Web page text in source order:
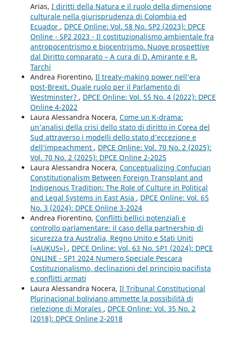
Arias, I diritti della Natura e il ruolo della dimensione
culturale nella giurisprudenza di Colombia ed
Ecuador , DPCE Online: Vol. 58 No. SP2 (2023): DPCE
Online - SP2 2023 - Il costituzionalismo ambientale fra
antropocentrismo e biocentrismo. Nuove prospettive
dal Diritto comparato – A cura di D. Amirante e R.
Tarchi
Andrea Fiorentino, Il treaty-making power nell’era
post-Brexit. Quale ruolo per il Parlamento di
Westminster? , DPCE Online: Vol. 55 No. 4 (2022): DPCE
Online 4-2022
Laura Alessandra Nocera, Come un K-drama:
un’analisi della crisi dello stato di diritto in Corea del
Sud attraverso i modelli dello stato d’eccezione e
dell’impeachment , DPCE Online: Vol. 70 No. 2 (2025):
Vol. 70 No. 2 (2025): DPCE Online 2-2025
Laura Alessandra Nocera, Conceptualizing Confucian
Constitutionalism Between Foreign Transplant and
Indigenous Tradition: The Role of Culture in Political
and Legal Systems in East Asia , DPCE Online: Vol. 65
No. 3 (2024): DPCE Online 3-2024
Andrea Fiorentino, Conflitti bellici potenziali e
controllo parlamentare: il caso della partnership di
sicurezza tra Australia, Regno Unito e Stati Uniti
(«AUKUS») , DPCE Online: Vol. 63 No. SP1 (2024): DPCE
ONLINE - SP1 2024 Numero Speciale Pescara
Costituzionalismo, declinazioni del principio pacifista
e conflitti armati
Laura Alessandra Nocera, Il Tribunal Constitucional
Plurinacional boliviano ammette la possibilità di
rielezione di Morales , DPCE Online: Vol. 35 No. 2
(2018): DPCE Online 2-2018